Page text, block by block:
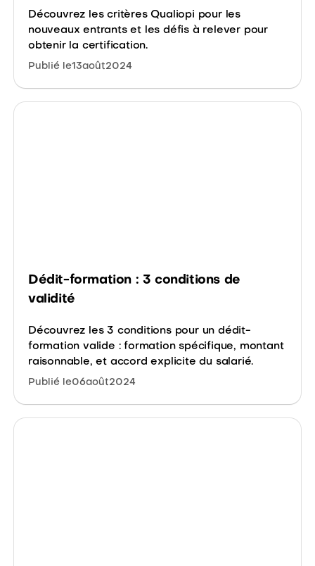
Découvrez les critères Qualiopi pour les
nouveaux entrants et les défis à relever pour
obtenir la certification.
Publié le13août2024
Dédit-formation : 3 conditions de
validité
Découvrez les 3 conditions pour un dédit-
formation valide : formation spécifique, montant
raisonnable, et accord explicite du salarié.
Publié le06août2024